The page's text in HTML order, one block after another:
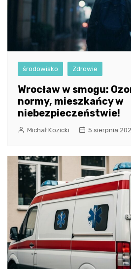
środowisko Zdrowie
Wrocław w smogu:
normy, mieszkańcy w
niebezpieczeństwie!
Michał Kozicki 5 sierpnia